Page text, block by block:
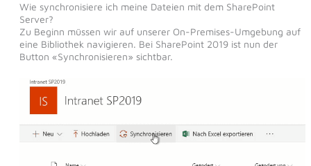
Wie synchronisiere ich meine Dateien mit dem SharePoint
Server?
Zu Beginn müssen wir auf unserer On-Premises-Umgebung auf
eine Bibliothek navigieren. Bei SharePoint 2019 ist nun der
Button «Synchronisieren» sichtbar.